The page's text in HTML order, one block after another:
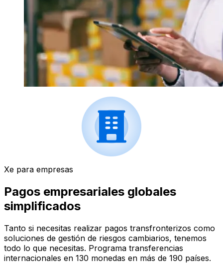
Xe para empresas
Pagos empresariales globales
simplificados
Tanto si necesitas realizar pagos transfronterizos como
soluciones de gestión de riesgos cambiarios, tenemos
todo lo que necesitas. Programa transferencias
internacionales en 130 monedas en más de 190 países.